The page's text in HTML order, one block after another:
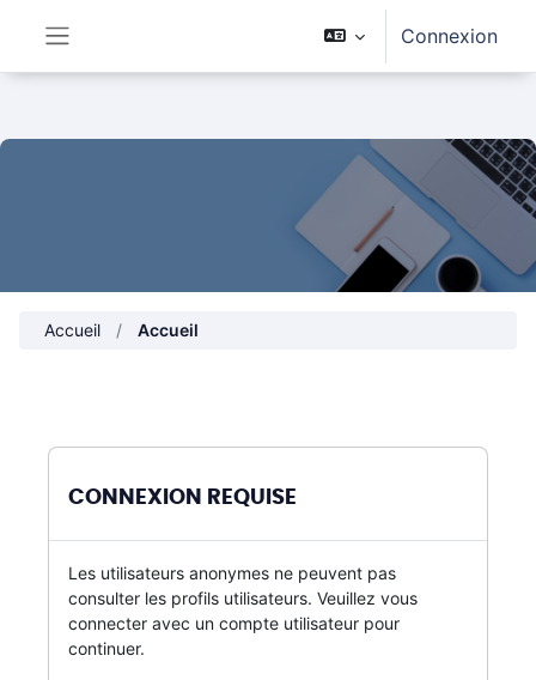
Connexion
Accueil Accueil
CONNEXION REQUISE
Les utilisateurs anonymes ne peuvent pas
consulter les profils utilisateurs. Veuillez vous
connecter avec un compte utilisateur pour
continuer.